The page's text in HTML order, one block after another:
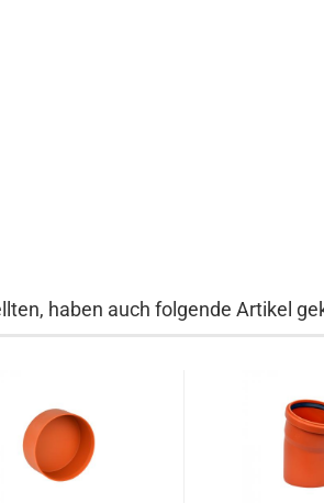
haben auch folgende Artikel